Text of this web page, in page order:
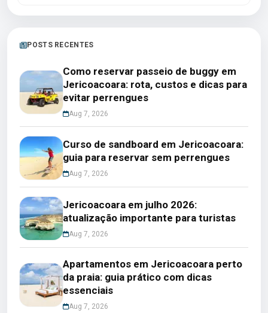
POSTS RECENTES
Como reservar passeio de buggy em
Jericoacoara: rota, custos e dicas para
evitar perrengues
Aug 7, 2026
Curso de sandboard em Jericoacoara:
guia para reservar sem perrengues
Aug 7, 2026
Jericoacoara em julho 2026:
atualização importante para turistas
Aug 7, 2026
Apartamentos em Jericoacoara perto
da praia: guia prático com dicas
essenciais
Aug 7, 2026